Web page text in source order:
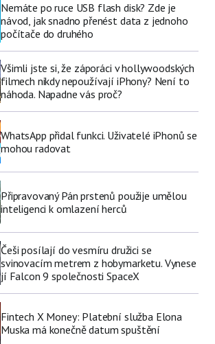
Nemáte po ruce USB flash disk? Zde je
návod, jak snadno přenést data z jednoho
počítače do druhého
Všimli jste si, že záporáci v hollywoodských
filmech nikdy nepoužívají iPhony? Není to
náhoda. Napadne vás proč?
WhatsApp přidal funkci. Uživatelé iPhonů se
mohou radovat
Připravovaný Pán prstenů použije umělou
inteligenci k omlazení herců
Češi posílají do vesmíru družici se
svinovacím metrem z hobymarketu. Vynese
jí Falcon 9 společnosti SpaceX
Fintech X Money: Platební služba Elona
Muska má konečně datum spuštění